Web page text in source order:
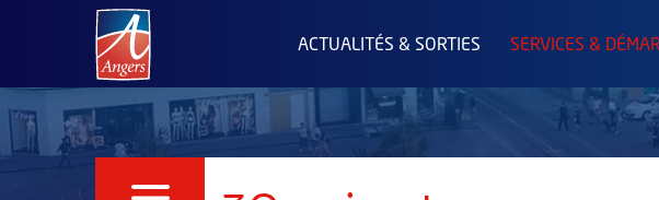
Angers.fr : Retour à l'accueil
ACTUALITÉS & SORTIES SERVICES &